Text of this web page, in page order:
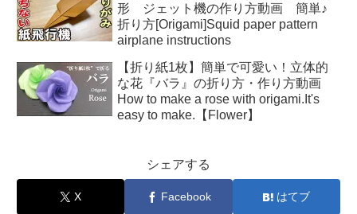
形 ジェット機の作り方動画 簡単♪
折り方[Origami]Squid paper pattern
airplane instructions
【折り紙1枚】簡単で可愛い！立体的
な花『バラ』の折り方・作り方動画
How to make a rose with origami.It's
easy to make.【Flower】
シェアする
X Facebook はてブ